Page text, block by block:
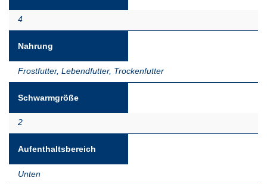
4
Nahrung
Frostfutter, Lebendfutter, Trockenfutter
Schwarmgröße
2
Aufenthaltsbereich
Unten